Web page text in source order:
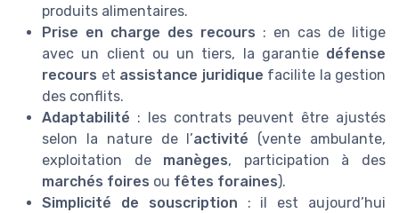
produits alimentaires.
Prise en charge des recours : en cas de litige
avec un client ou un tiers, la garantie défense
recours et assistance juridique facilite la gestion
des conflits.
Adaptabilité : les contrats peuvent être ajustés
selon la nature de l’activité (vente ambulante,
exploitation de manèges, participation à des
marchés foires ou fêtes foraines).
Simplicité de souscription : il est aujourd’hui